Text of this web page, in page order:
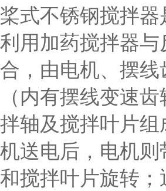
桨式不锈钢搅拌器
利用加药搅拌器与
合，由电机、摆线
（内有摆线变速
拌轴及搅拌叶片组
机送电后，电机则
和搅拌叶片旋转；